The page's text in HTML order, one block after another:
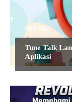
ARTIKEL
Tune Talk
Aplikasi